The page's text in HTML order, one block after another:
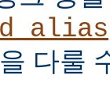
다룰